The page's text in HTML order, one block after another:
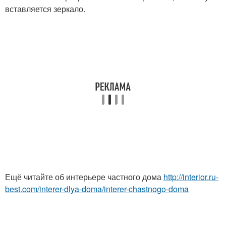
вставляется зеркало.
Ещё читайте об интерьере частного дома http://interior.ru-
best.com/interer-dlya-doma/interer-chastnogo-doma